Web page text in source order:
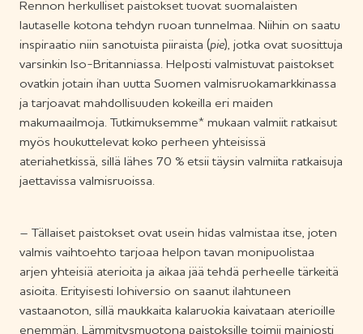
Rennon herkulliset paistokset tuovat suomalaisten
lautaselle kotona tehdyn ruoan tunnelmaa. Niihin on saatu
inspiraatio niin sanotuista piiraista (pie), jotka ovat suosittuja
varsinkin Iso-Britanniassa. Helposti valmistuvat paistokset
ovatkin jotain ihan uutta Suomen valmisruokamarkkinassa
ja tarjoavat mahdollisuuden kokeilla eri maiden
makumaailmoja. Tutkimuksemme* mukaan valmiit ratkaisut
myös houkuttelevat koko perheen yhteisissä
ateriahetkissä, sillä lähes 70 % etsii täysin valmiita ratkaisuja
jaettavissa valmisruoissa.
– Tällaiset paistokset ovat usein hidas valmistaa itse, joten
valmis vaihtoehto tarjoaa helpon tavan monipuolistaa
arjen yhteisiä aterioita ja aikaa jää tehdä perheelle tärkeitä
asioita. Erityisesti lohiversio on saanut ilahtuneen
vastaanoton, sillä maukkaita kalaruokia kaivataan aterioille
enemmän. Lämmitysmuotona paistoksille toimii mainiosti